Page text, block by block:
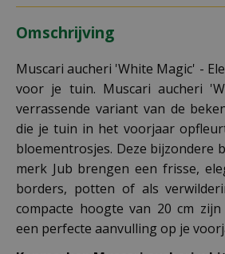
Omschrijving
Muscari aucheri 'White Magic' -
voor je tuin. Muscari aucheri
verrassende variant van de
die je tuin in het voorjaar
bloementrosjes. Deze bijzondere
merk Jub brengen een frisse,
borders, potten of als
compacte hoogte van 20 cm
een perfecte aanvulling op je